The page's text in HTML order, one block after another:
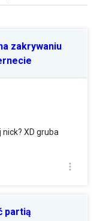
zakrywaniu
XD gruba
partią